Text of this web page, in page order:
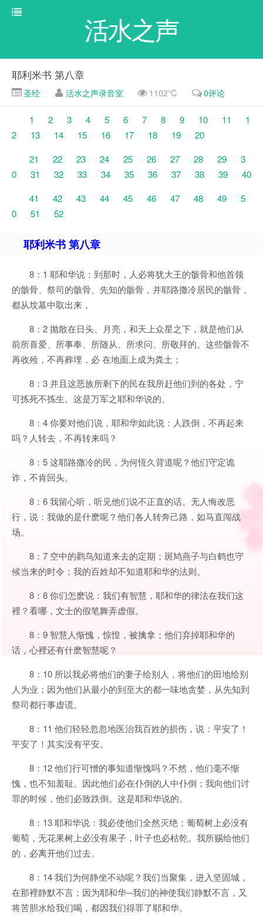
活水之声
耶利米书 第八章
圣经 活水之声录音室 1102℃ 0评论
1 2 3 4 5 6 7 8 9 10 11
1
2
13 14 15 16 17 18 19
20
21
22 23 24 25 26 27 28 29
3
0
31 32 33 34 35 36 37 38 39
40
41
42 43 44 45 46 47 48 49
5
0
51 52
耶利米书 第八章
8：1 耶和华说：到那时，人必将犹大王的骸骨和他首领
的骸骨、祭司的骸骨、先知的骸骨，并耶路撒冷居民的骸骨，
都从坟墓中取出来，
8：2 抛散在日头、月亮，和天上众星之下，就是他们从
前所喜爱、所事奉、所随从、所求问、所敬拜的。这些骸骨不
再收殓，不再葬埋，必 在地面上成为粪土；
8：3 并且这恶族所剩下的民在我所赶他们到的各处，宁
可拣死不拣生。这是万军之耶和华说的。
8：4 你要对他们说，耶和华如此说：人跌倒，不再起来
吗？人转去，不再转来吗？
8：5 这耶路撒冷的民，为何恆久背道呢？他们守定诡
诈，不肯回头。
8：6 我留心听，听见他们说不正直的话。无人悔改恶
行，说：我做的是什麽呢？他们各人转奔己路，如马直闯战
场。
8：7 空中的鹳鸟知道来去的定期；斑鸠燕子与白鹤也守
候当来的时令；我的百姓却不知道耶和华的法则。
8：8 你们怎麽说：我们有智慧，耶和华的律法在我们这
裡？看哪，文士的假笔舞弄虚假。
8：9 智慧人惭愧，惊惶，被擒拿；他们弃掉耶和华的
话，心裡还有什麽智慧呢？
8：10 所以我必将他们的妻子给别人，将他们的田地给别
人为业；因为他们从最小的到至大的都一味地贪婪，从先知到
祭司都行事虚谎。
8：11 他们轻轻忽忽地医治我百姓的损伤，说：平安了！
平安了！其实没有平安。
8：12 他们行可憎的事知道惭愧吗？不然，他们毫不惭
愧，也不知羞耻。因此他们必在仆倒的人中仆倒；我向他们讨
罪的时候，他们必致跌倒。这是耶和华说的。
8：13 耶和华说：我必使他们全然灭绝；葡萄树上必没有
葡萄，无花果树上必没有果子，叶子也必枯乾。我所赐给他们
的，必离开他们过去。
8：14 我们为何静坐不动呢？我们当聚集，进入坚固城，
在那裡静默不言；因为耶和华─我们的神使我们静默不言，又
将苦胆水给我们喝，都因我们得罪了耶和华。